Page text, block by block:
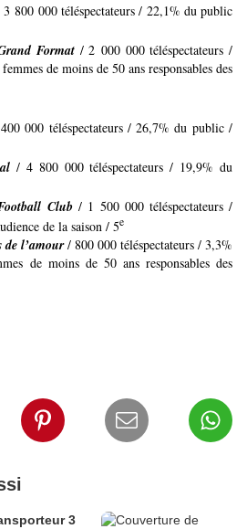
3 800 000 téléspectateurs / 22,1% du public
Format/ 2 000 000 téléspectateurs /
de moins de 50 ans responsables des
000 téléspectateurs / 26,7% du public /
/ 4 800 000 téléspectateurs / 19,9% du
Club/ 1 500 000 téléspectateurs /
de la saison / 5e
de l’amour/ 800 000 téléspectateurs / 3,3%
de moins de 50 ans responsables des
3